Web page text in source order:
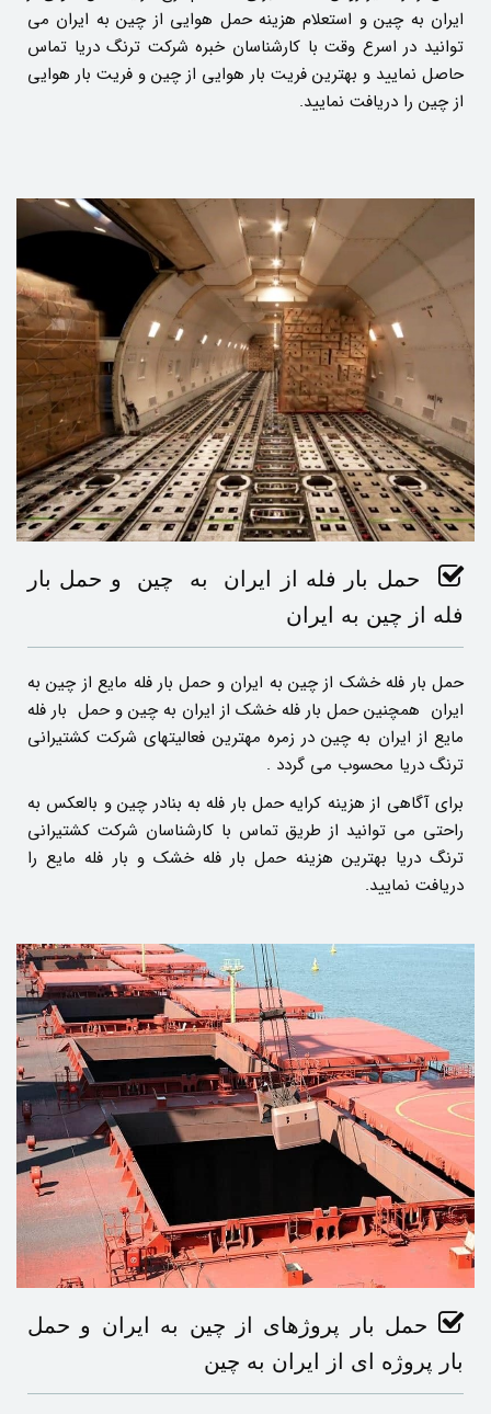
ایران به چین و استعلام هزینه حمل هوایی از چین به ایران می
توانید در اسرع وقت با کارشناسان خبره شرکت ترنگ دریا تماس
حاصل نمایید و بهترین فریت بار هوایی از چین و فریت بار هوایی
از چین را دریافت نمایید.
حمل بار فله از ایران به چین و حمل بار
فله از چین به ایران
حمل بار فله خشک از چین به ایران و حمل بار فله مایع از چین به
ایران همچنین حمل بار فله خشک از ایران به چین و حمل بار فله
مایع از ایران به چین در زمره مهترین فعالیتهای شرکت کشتیرانی
ترنگ دریا محسوب می گردد .
برای آگاهی از هزینه کرایه حمل بار فله به بنادر چین و بالعکس به
راحتی می توانید از طریق تماس با کارشناسان شرکت کشتیرانی
ترنگ دریا بهترین هزینه حمل بار فله خشک و بار فله مایع را
دریافت نمایید.
حمل بار پروژهای از چین به ایران و حمل
بار پروژه ای از ایران به چین